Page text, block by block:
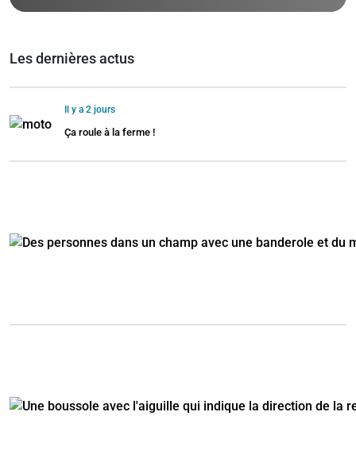
Les dernières actus
Il y a 2 jours
Ça roule à la ferme !